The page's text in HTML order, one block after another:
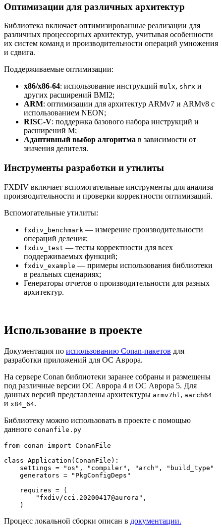
Оптимизации для различных архитектур
Библиотека включает оптимизированные реализации для
различных процессорных архитектур, учитывая особенности
их систем команд и производительности операций умножения
и сдвига.
Поддерживаемые оптимизации:
x86/x86-64: использование инструкций mulx, shrx и
других расширений BMI2;
ARM: оптимизации для архитектур ARMv7 и ARMv8 с
использованием NEON;
RISC-V: поддержка базового набора инструкций и
расширений M;
Адаптивный выбор алгоритма в зависимости от
значения делителя.
Инструменты разработки и утилиты
FXDIV включает вспомогательные инструменты для анализа
производительности и проверки корректности оптимизаций.
Вспомогательные утилиты:
fxdiv_benchmark — измерение производительности
операций деления;
fxdiv_test — тесты корректности для всех
поддерживаемых функций;
fxdiv_example — примеры использования библиотеки
в реальных сценариях;
Генераторы отчетов о производительности для разных
архитектур.
Использование в проекте
Документация по использованию Conan-пакетов для
разработки приложений для ОС Аврора.
На сервере Conan библиотеки заранее собраны и размещены
под различные версии ОС Аврора 4 и ОC Аврора 5. Для
данных версий представлены архитектуры armv7hl , aarch64
и x84_64.
Библиотеку можно использовать в проекте с помощью
данного conanfile.py
from conan import ConanFile
class Application (ConanFile ):
    settings =
"os" , "compiler" , "arch" ,
"build_type"
    generators =
"PkgConfigDeps"
    requires = (
"fxdiv/cci.20200417@aurora" ,
Процесс локальной сборки описан в документации.